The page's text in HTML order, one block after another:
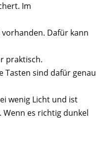
Im
Dafür kann
praktisch.
Tasten sind dafür genau
wenig Licht und ist
es richtig dunkel